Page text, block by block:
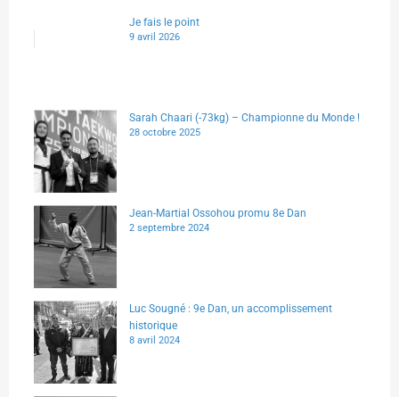
Je fais le point
9 avril 2026
Sarah Chaari (-73kg) – Championne du Monde !
28 octobre 2025
Jean-Martial Ossohou promu 8e Dan
2 septembre 2024
Luc Sougné : 9e Dan, un accomplissement
historique
8 avril 2024